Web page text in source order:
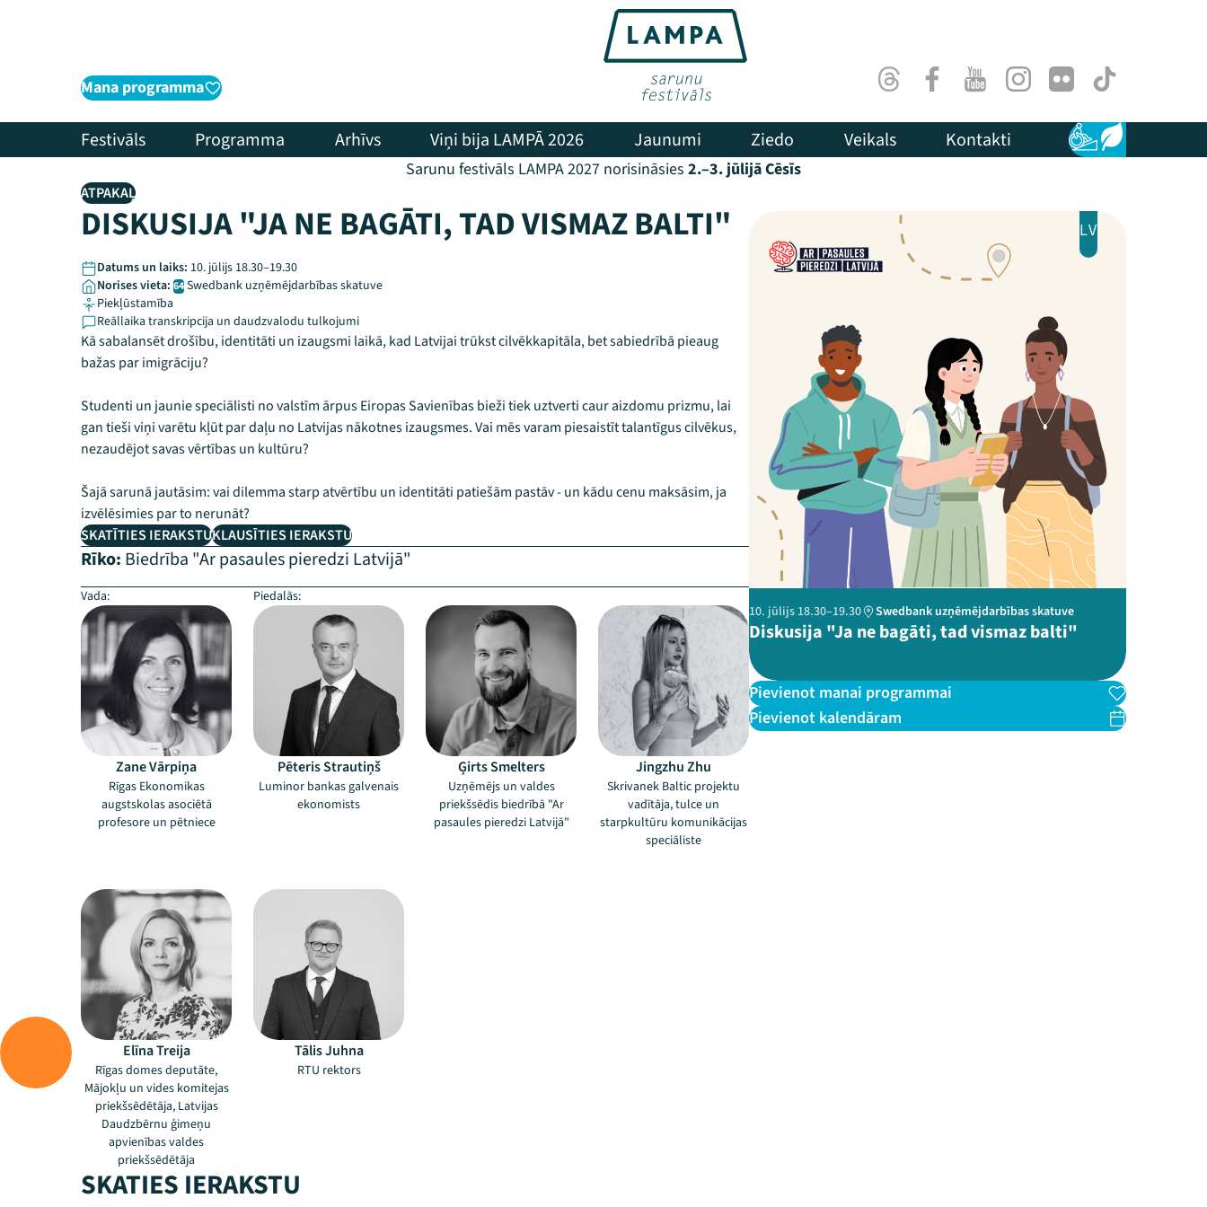
Mana programma ThreadsFacebookYoutubeInstagram
Flick TikTok
Festivāls Programma Arhīvs Viņi bija LAMPĀ 2026 Jaunumi Ziedo Veikals Kontakti Pieejamība
Ilgtspēja
Sarunu festivāls LAMPA 2027 norisināsies 2.–3. jūlijā Cēsīs
ATPAKAĻ
DISKUSIJA "JA NE BAGĀTI, TAD VISMAZ BALTI"
Datums un laiks: 10. jūlijs 18.30–19.30
Norises vieta: 64Swedbank uzņēmējdarbības skatuve
Piekļūstamība
Reāllaika transkripcija un daudzvalodu tulkojumi
Kā sabalansēt drošību, identitāti un izaugsmi laikā, kad Latvijai trūkst cilvēkkapitāla, bet sabiedrībā pieaug
bažas par imigrāciju?
Studenti un jaunie speciālisti no valstīm ārpus Eiropas Savienības bieži tiek uztverti caur aizdomu prizmu, lai
gan tieši viņi varētu kļūt par daļu no Latvijas nākotnes izaugsmes. Vai mēs varam piesaistīt talantīgus cilvēkus,
nezaudējot savas vērtības un kultūru?
Šajā sarunā jautāsim: vai dilemma starp atvērtību un identitāti patiešām pastāv - un kādu cenu maksāsim, ja
izvēlēsimies par to nerunāt?
SKATĪTIES IERAKSTUKLAUSĪTIES IERAKSTU
Rīko: Biedrība "Ar pasaules pieredzi Latvijā"
Vada:
Zane Vārpiņa
Rīgas Ekonomikas
augstskolas asociētā
profesore un pētniece
Piedalās:
Pēteris Strautiņš
Luminor bankas galvenais
ekonomists
Ģirts Smelters
Uzņēmējs un valdes
priekšsēdis biedrībā "Ar
pasaules pieredzi Latvijā"
Jingzhu Zhu
Skrivanek Baltic projektu
vadītāja, tulce un
starpkultūru komunikācijas
speciāliste
Elīna Treija
Rīgas domes deputāte,
Mājokļu un vides komitejas
priekšsēdētāja, Latvijas
Daudzbērnu ģimeņu
apvienības valdes
priekšsēdētāja
Tālis Juhna
RTU rektors
LV
10. jūlijs 18.30–19.30 Swedbank uzņēmējdarbības skatuve
Diskusija "Ja ne bagāti, tad vismaz balti"
Pievienot manai programmai
Pievienot kalendāram
SKATIES IERAKSTU